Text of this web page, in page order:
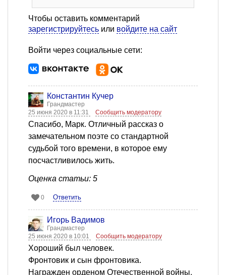
Чтобы оставить комментарий
зарегистрируйтесь или войдите на сайт
Войти через социальные сети:
Константин Кучер
Грандмастер
25 июня 2020 в 11:31
Сообщить модератору
Спасибо, Марк. Отличный рассказ о
замечательном поэте со стандартной
судьбой того времени, в которое ему
посчастливилось жить.
Оценка статьи: 5
0 Ответить
Игорь Вадимов
Грандмастер
25 июня 2020 в 10:01
Сообщить модератору
Хороший был человек.
Фронтовик и сын фронтовика.
Награжден орденом Отечественной войны.